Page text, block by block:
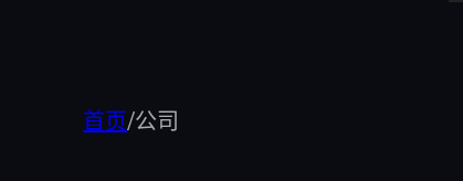
首页/公司